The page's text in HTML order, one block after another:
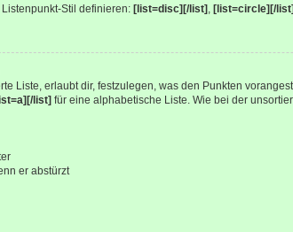
Stil definieren: [list=disc][/list] , [list=circle][/list]
Liste, erlaubt dir, festzulegen, was den Punkten
list] für eine alphabetische Liste. Wie bei der
er abstürzt